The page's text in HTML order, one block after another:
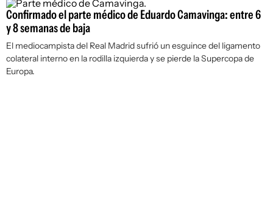
Confirmado el parte médico de Eduardo Camavinga: entre 6
y 8 semanas de baja
El mediocampista del Real Madrid sufrió un esguince del ligamento
colateral interno en la rodilla izquierda y se pierde la Supercopa de
Europa.